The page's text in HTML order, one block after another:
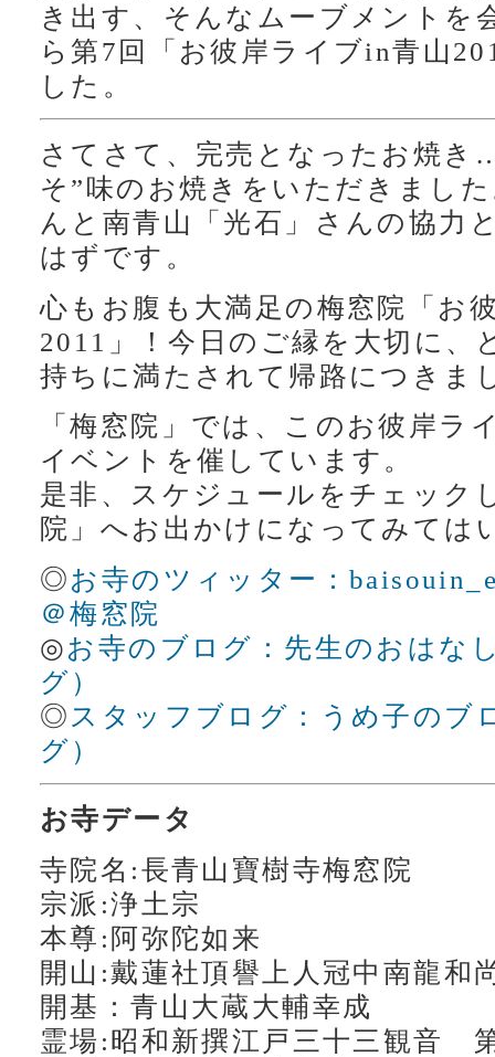
き出す、そんなムーブメントを
ら第7回「お彼岸ライブin青山
した。
さてさて、完売となったお焼き
そ”味のお焼きをいただきまし
んと南青山「光石」さんの協力
はずです。
心もお腹も大満足の梅窓院「お
2011」！今日のご縁を大切に、
持ちに満たされて帰路につきま
「梅窓院」では、このお彼岸ラ
イベントを催しています。
是非、スケジュールをチェック
院」へお出かけになってみては
◎お寺のツィッター：
＠梅窓院
◎お寺のブログ：先生のおはな
グ）
◎ スタッフブログ：うめ子のブ
グ）
お寺データ
寺院名:長青山寶樹寺梅窓院
宗派:浄土宗
本尊:阿弥陀如来
開山:戴蓮社頂譽上人冠中南龍
開基：青山大蔵大輔幸成
霊場:昭和新撰江戸三十三観音